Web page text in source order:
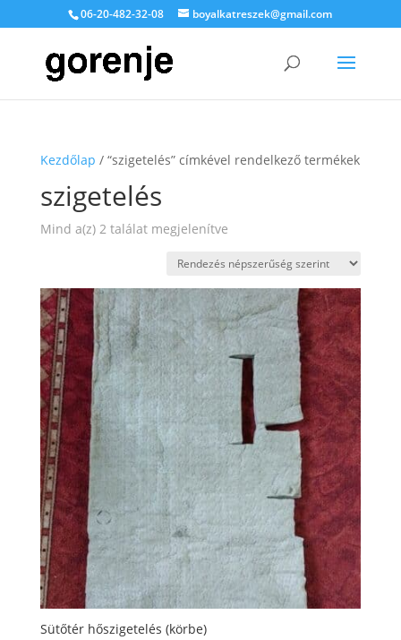
06-20-482-32-08 boyalkatreszek@gmail.com
Kezdőlap / “szigetelés” címkével rendelkező termékek
szigetelés
Mind a(z) 2 találat megjelenítveSorted
popularity
Sütőtér hőszigetelés (körbe)